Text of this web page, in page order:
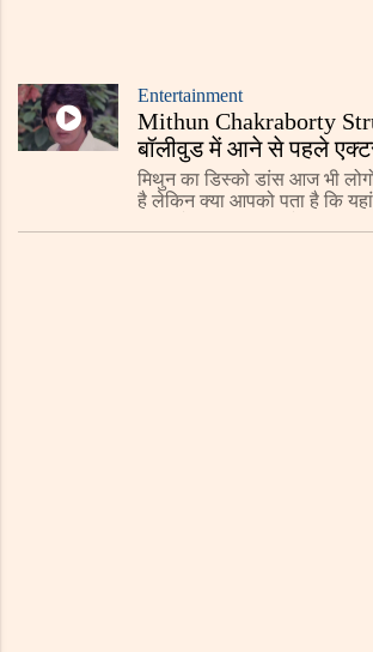
Entertainment
Mithun Chakraborty
बॉलीवुड में आने से पहले
काम, मुश्किलों भरा रहा सफर
मिथुन का डिस्को डांस आज भी
है लेकिन क्या आपको पता है कि